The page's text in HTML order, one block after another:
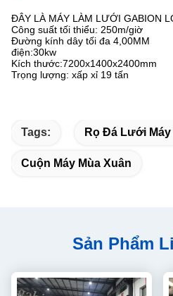
ĐÂY LÀ MÁY LÀM LƯỚI GABION
Công suất tối thiểu: 250m/giờ
Đường kính dây tối đa 4,00MM
điện:30kw
Kích thước:7200x1400x2400mm
Trọng lượng: xấp xỉ 19 tấn
Tags: Rọ Đá Lưới Máy
Cuộn Máy Mùa Xuân
Sản Phẩm